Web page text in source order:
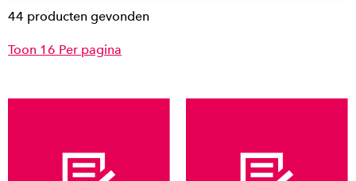
44 producten gevonden
Toon 16 Per pagina